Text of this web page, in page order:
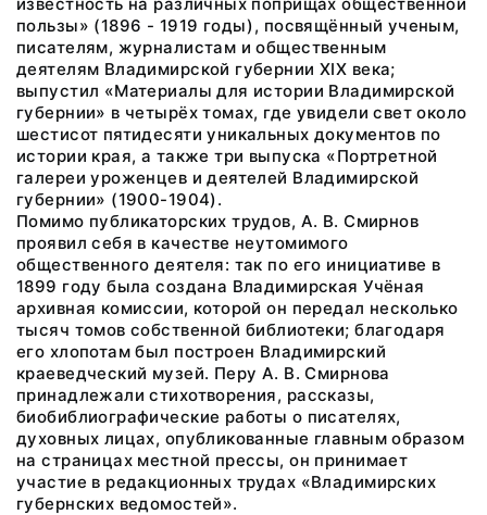
пользы» (1896 - 1919 годы), посвящённый ученым,
писателям, журналистам и общественным
деятелям Владимирской губернии XIX века;
выпустил «Материалы для истории Владимирской
губернии» в четырёх томах, где увидели свет около
шестисот пятидесяти уникальных документов по
истории края, а также три выпуска «Портретной
галереи уроженцев и деятелей Владимирской
губернии» (1900-1904).
Помимо публикаторских трудов, А. В. Смирнов
проявил себя в качестве неутомимого
общественного деятеля: так по его инициативе в
1899 году была создана Владимирская Учёная
архивная комиссии, которой он передал несколько
тысяч томов собственной библиотеки; благодаря
его хлопотам был построен Владимирский
краеведческий музей. Перу А. В. Смирнова
принадлежали стихотворения, рассказы,
биобиблиографические работы о писателях,
духовных лицах, опубликованные главным образом
на страницах местной прессы, он принимает
участие в редакционных трудах «Владимирских
губернских ведомостей».